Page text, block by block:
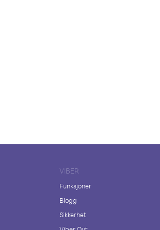
VIBER
Funksjoner
Blogg
Sikkerhet